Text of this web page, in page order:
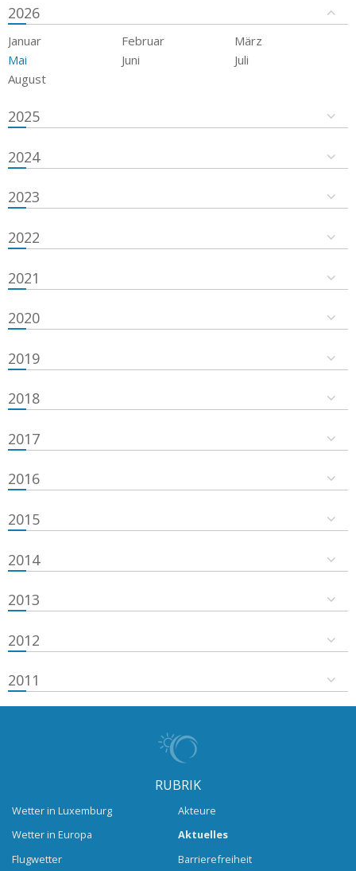
2026
Januar Februar
März
Mai
Juni
Juli
August
2025
2024
2023
2022
2021
2020
2019
2018
2017
2016
2015
2014
2013
2012
2011
RUBRIK
Wetter in Luxemburg
Wetter in Europa
Flugwetter
Akteure
Aktuelles
Barrierefreiheit